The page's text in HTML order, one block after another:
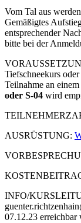
Vom Tal aus
Gemäßigtes
entsprechender
bitte bei der
Tiefschneekurs
Teilnahme an
oder S-04 wird
AUSRÜSTUNG:
INFO/
07.12.23